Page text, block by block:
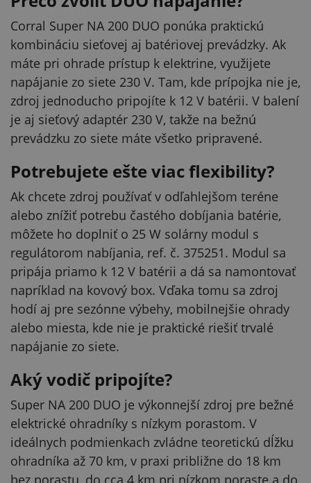
Corral Super NA 200 DUO ponúka praktickú
kombináciu sieťovej aj batériovej prevádzky. Ak
máte pri ohrade prístup k elektrine, využijete
napájanie zo siete 230 V. Tam, kde prípojka nie je,
zdroj jednoducho pripojíte k 12 V batérii. V balení
je aj sieťový adaptér 230 V, takže na bežnú
prevádzku zo siete máte všetko pripravené.
Potrebujete ešte viac flexibility?
Ak chcete zdroj používať v odľahlejšom teréne
alebo znížiť potrebu častého dobíjania batérie,
môžete ho doplniť o 25 W solárny modul s
regulátorom nabíjania, ref. č. 375251. Modul sa
pripája priamo k 12 V batérii a dá sa namontovať
napríklad na kovový box. Vďaka tomu sa zdroj
hodí aj pre sezónne výbehy, mobilnejšie ohrady
alebo miesta, kde nie je praktické riešiť trvalé
napájanie zo siete.
Aký vodič pripojíte?
Super NA 200 DUO je výkonnejší zdroj pre bežné
elektrické ohradníky s nízkym porastom. V
ideálnych podmienkach zvládne teoretickú dĺžku
ohradníka až 70 km, v praxi približne do 18 km
bez porastu, do cca 4 km pri nízkom poraste a do